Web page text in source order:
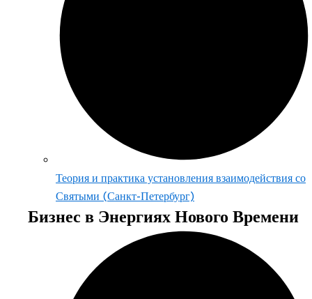
Теория и практика установления взаимодействия со
Святыми (Санкт-Петербург)
Бизнес в Энергиях Нового Времени